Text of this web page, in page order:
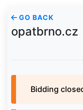
GO BACK
opatbrno.cz
Bidding